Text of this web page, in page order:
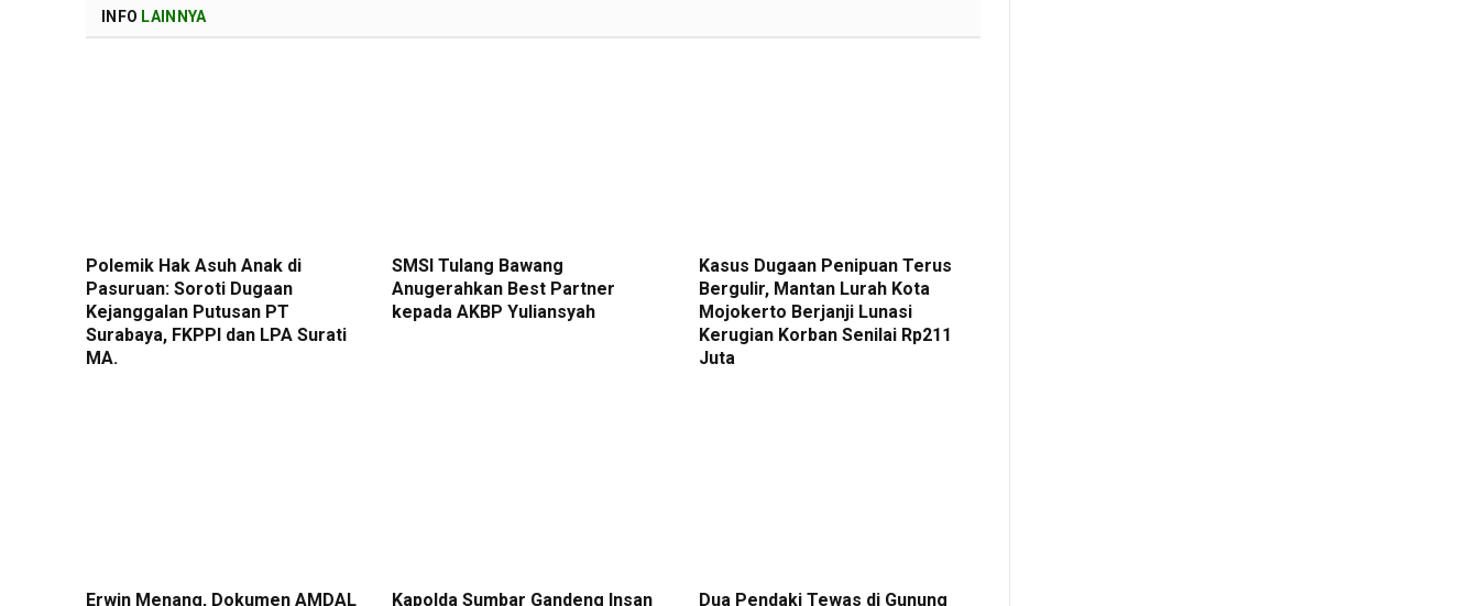
INFO LAINNYA
Polemik Hak Asuh Anak di
Pasuruan: Soroti Dugaan
Kejanggalan Putusan PT
Surabaya, FKPPI dan LPA Surati
MA.
SMSI Tulang Bawang
Anugerahkan Best Partner
kepada AKBP Yuliansyah
Kasus Dugaan Penipuan Terus
Bergulir, Mantan Lurah Kota
Mojokerto Berjanji Lunasi
Kerugian Korban Senilai Rp211
Juta
Erwin Menang, Dokumen AMDAL Kapolda Sumbar Gandeng Insan Dua Pendaki Tewas di Gunung